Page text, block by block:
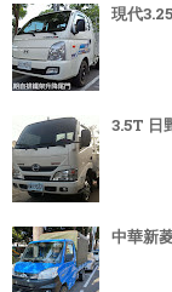
現代
3.5T 日
中華新